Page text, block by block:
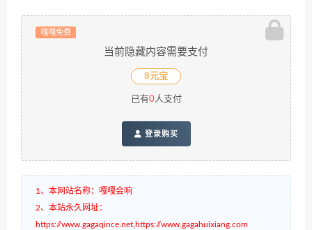
嘎嘎免费
当前隐藏内容需要支付
8元宝
已有0人支付
登录购买
1、本网站名称：嘎嘎会响
2、本站永久网址：
https://www.gagaqince.net,https://www.gagahuixiang.com